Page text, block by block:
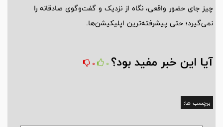
چیز جای حضور واقعی، نگاه از نزدیک و گفت‌وگوی صادقانه را
نمی‌گیرد؛ حتی پیشرفته‌ترین اپلیکیشن‌ها.
آیا این خبر مفید بود؟ 0
0
برچسب ها: